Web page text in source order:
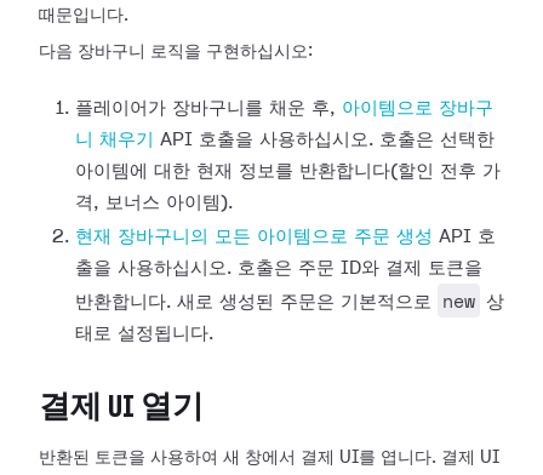
때문입니다.
다음 장바구니 로직을 구현하십시오:
플레이어가 장바구니를 채운 후, 아이템으로 장바구
니 채우기
API 호출을 사용하십시오. 호출은 선택한
아이템에 대한 현재 정보를 반환합니다(할인 전후 가
격, 보너스 아이템).
현재 장바구니의 모든 아이템으로 주문 생성 API 호
출을 사용하십시오. 호출은 주문 ID와 결제 토큰을
반환합니다. 새로 생성된 주문은 기본적으로
new 상
태로 설정됩니다.
결제 UI 열기
반환된 토큰을 사용하여 새 창에서 결제 UI를 엽니다. 결제 UI